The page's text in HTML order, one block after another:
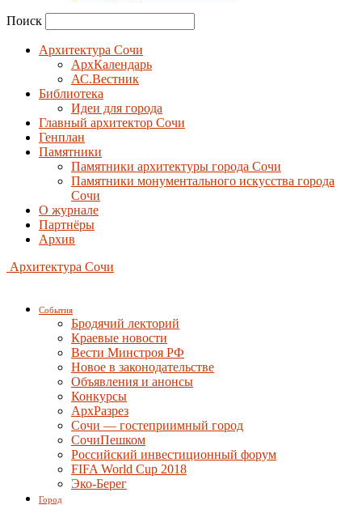
Поиск
Архитектура Сочи
АрхКалендарь
АС.Вестник
Библиотека
Идеи для города
Главный архитектор Сочи
Генплан
Памятники
Памятники архитектуры города Сочи
Памятники монументального искусства города
Сочи
О журнале
Партнёры
Архив
Архитектура Сочи
События
Бродячий лекторий
Краевые новости
Вести Минстроя РФ
Новое в законодательстве
Объявления и анонсы
Конкурсы
АрхРазрез
Сочи — гостеприимный город
СочиПешком
Российский инвестиционный форум
FIFA World Cup 2018
Эко-Берег
Город